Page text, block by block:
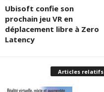
Ubisoft confie son
prochain jeu VR en
déplacement libre à Zero
Latency
Articles relatifs